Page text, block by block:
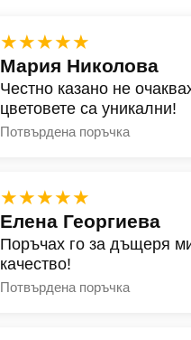
★★★★★
Мария Николова
Честно казано не
цветовете са уникални!
Потвърдена поръчка
★★★★★
Елена Георгиева
Поръчах го за дъщеря
качество!
Потвърдена поръчка